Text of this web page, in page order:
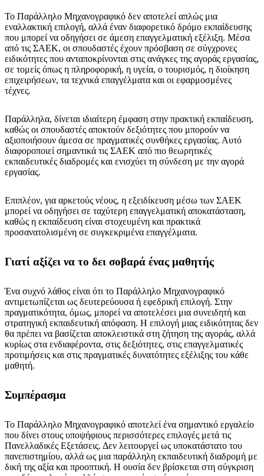
Το Παράλληλο Μηχανογραφικό δεν αποτελεί απλώς μια
εναλλακτική επιλογή, αλλά έναν διαφορετικό δρόμο εκπαίδευσης
που μπορεί να οδηγήσει σε άμεση επαγγελματική εξέλιξη. Μέσα
από τις ΣΑΕΚ, οι σπουδαστές έχουν πρόσβαση σε σύγχρονες
ειδικότητες που ανταποκρίνονται στις ανάγκες της αγοράς εργασίας,
σε τομείς όπως η πληροφορική, η υγεία, ο τουρισμός, η διοίκηση
επιχειρήσεων, τα τεχνικά επαγγέλματα και οι εφαρμοσμένες
τέχνες.
Παράλληλα, δίνεται ιδιαίτερη έμφαση στην πρακτική εκπαίδευση,
καθώς οι σπουδαστές αποκτούν δεξιότητες που μπορούν να
αξιοποιήσουν άμεσα σε πραγματικές συνθήκες εργασίας. Αυτό
διαφοροποιεί σημαντικά τις ΣΑΕΚ από πιο θεωρητικές
εκπαιδευτικές διαδρομές και ενισχύει τη σύνδεση με την αγορά
εργασίας.
Επιπλέον, για αρκετούς νέους, η εξειδίκευση μέσω των ΣΑΕΚ
μπορεί να οδηγήσει σε ταχύτερη επαγγελματική αποκατάσταση,
καθώς η εκπαίδευση είναι στοχευμένη και πρακτικά
προσανατολισμένη σε συγκεκριμένα επαγγέλματα.
Γιατί αξίζει να το δει σοβαρά ένας μαθητής
Ένα συχνό λάθος είναι ότι το Παράλληλο Μηχανογραφικό
αντιμετωπίζεται ως δευτερεύουσα ή εφεδρική επιλογή. Στην
πραγματικότητα, όμως, μπορεί να αποτελέσει μια συνειδητή και
στρατηγική εκπαιδευτική απόφαση. Η επιλογή μιας ειδικότητας δεν
θα πρέπει να βασίζεται αποκλειστικά στη ζήτηση της αγοράς, αλλά
κυρίως στα ενδιαφέροντα, στις δεξιότητες, στις επαγγελματικές
προτιμήσεις και στις πραγματικές δυνατότητες εξέλιξης του κάθε
μαθητή.
Συμπέρασμα
Το Παράλληλο Μηχανογραφικό αποτελεί ένα σημαντικό εργαλείο
που δίνει στους υποψήφιους περισσότερες επιλογές μετά τις
Πανελλαδικές Εξετάσεις. Δεν λειτουργεί ως υποκατάστατο του
πανεπιστημίου, αλλά ως μια παράλληλη εκπαιδευτική διαδρομή με
δική της αξία και προοπτική. Η ουσία δεν βρίσκεται στη σύγκριση